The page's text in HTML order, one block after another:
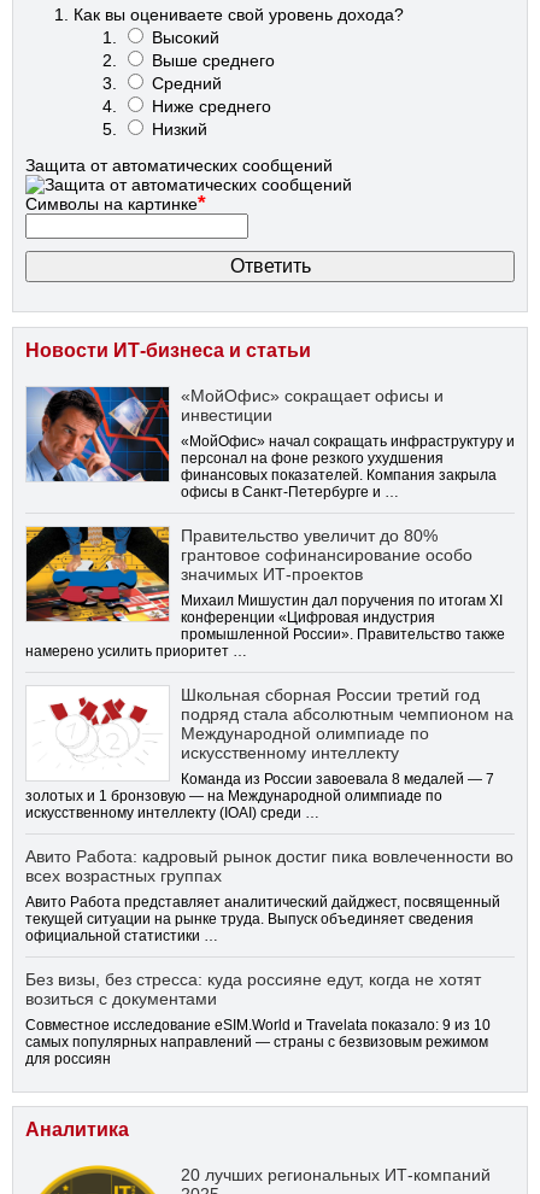
Как вы оцениваете свой уровень дохода?
Высокий
Выше среднего
Средний
Ниже среднего
Низкий
Защита от автоматических сообщений
Символы на картинке*
Новости ИТ-бизнеса и статьи
«МойОфис» сокращает офисы и
инвестиции
«МойОфис» начал сокращать инфраструктуру и
персонал на фоне резкого ухудшения
финансовых показателей. Компания закрыла
офисы в Санкт-Петербурге и …
Правительство увеличит до 80%
грантовое софинансирование особо
значимых ИТ-проектов
Михаил Мишустин дал поручения по итогам XI
конференции «Цифровая индустрия
промышленной России». Правительство также
намерено усилить приоритет …
Школьная сборная России третий год
подряд стала абсолютным чемпионом на
Международной олимпиаде по
искусственному интеллекту
Команда из России завоевала 8 медалей — 7
золотых и 1 бронзовую — на Международной олимпиаде по
искусственному интеллекту (IOAI) среди …
Авито Работа: кадровый рынок достиг пика вовлеченности во
всех возрастных группах
Авито Работа представляет аналитический дайджест, посвященный
текущей ситуации на рынке труда. Выпуск объединяет сведения
официальной статистики …
Без визы, без стресса: куда россияне едут, когда не хотят
возиться с документами
Совместное исследование eSIM.World и Travelata показало: 9 из 10
самых популярных направлений — страны с безвизовым режимом
для россиян
Аналитика
20 лучших региональных ИТ-компаний